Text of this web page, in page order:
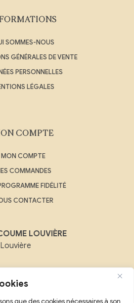
que des cookies nécessaires à son
SOMMES-NOUS
GÉNÉRALES DE VENTE
PERSONNELLES
LÉGALES
COMPTE
MON COMPTE
COMMANDES
FIDÉLITÉ
CONTACTER
LOUVIÈRE